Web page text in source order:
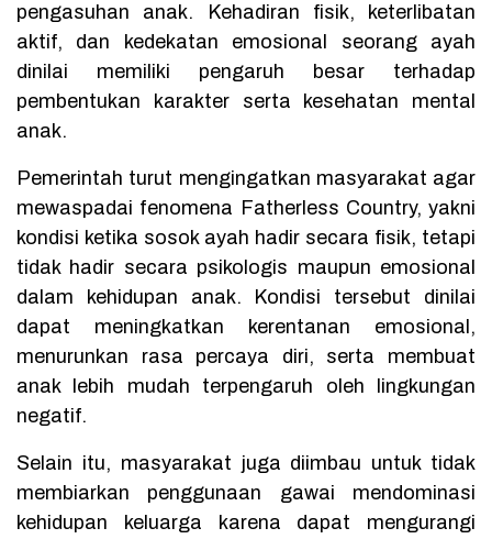
pengasuhan anak. Kehadiran fisik, keterlibatan
aktif, dan kedekatan emosional seorang ayah
dinilai memiliki pengaruh besar terhadap
pembentukan karakter serta kesehatan mental
anak.
Pemerintah turut mengingatkan masyarakat agar
mewaspadai fenomena Fatherless Country, yakni
kondisi ketika sosok ayah hadir secara fisik, tetapi
tidak hadir secara psikologis maupun emosional
dalam kehidupan anak. Kondisi tersebut dinilai
dapat meningkatkan kerentanan emosional,
menurunkan rasa percaya diri, serta membuat
anak lebih mudah terpengaruh oleh lingkungan
negatif.
Selain itu, masyarakat juga diimbau untuk tidak
membiarkan penggunaan gawai mendominasi
kehidupan keluarga karena dapat mengurangi